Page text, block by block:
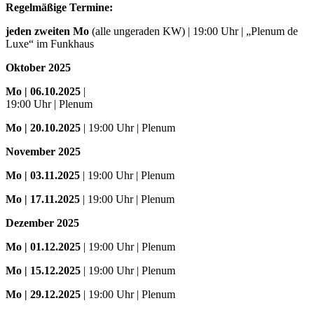
Regelmäßige Termine:
jeden zweiten Mo (alle ungeraden KW) | 19:00 Uhr | „Plenum de
Luxe“ im Funkhaus
Oktober 2025
Mo | 06.10.2025 |
19:00 Uhr | Plenum
Mo | 20.10.2025 | 19:00 Uhr | Plenum
November 2025
Mo | 03.11.2025 | 19:00 Uhr | Plenum
Mo | 17.11.2025 | 19:00 Uhr | Plenum
Dezember 2025
Mo | 01.12.2025 | 19:00 Uhr | Plenum
Mo | 15.12.2025 | 19:00 Uhr | Plenum
Mo | 29.12.2025 | 19:00 Uhr | Plenum